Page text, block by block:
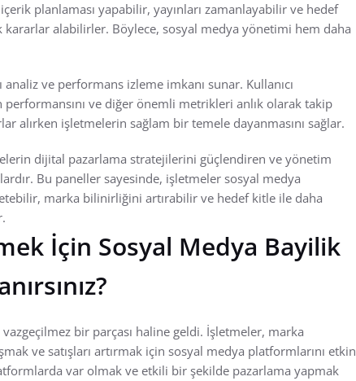
planlaması yapabilir, yayınları zamanlayabilir ve hedef
alabilirler. Böylece, sosyal medya yönetimi hem daha
ve performans izleme imkanı sunar. Kullanıcı
ve diğer önemli metrikleri anlık olarak takip
alırken işletmelerin sağlam bir temele dayanmasını sağlar.
dijital pazarlama stratejilerini güçlendiren ve yönetim
Bu paneller sayesinde, işletmeler sosyal medya
marka bilinirliğini artırabilir ve hedef kitle ile daha
İçin Sosyal Medya Bayilik
bir parçası haline geldi. İşletmeler, marka
ve satışları artırmak için sosyal medya platformlarını etkin
var olmak ve etkili bir şekilde pazarlama yapmak